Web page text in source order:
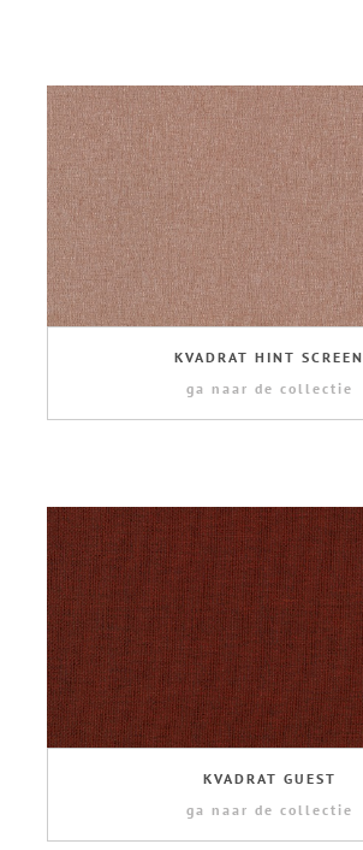
KVADRAT HINT SCREEN
ga naar de collectie
KVADRAT GUEST
ga naar de collectie